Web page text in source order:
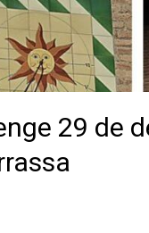
29 de